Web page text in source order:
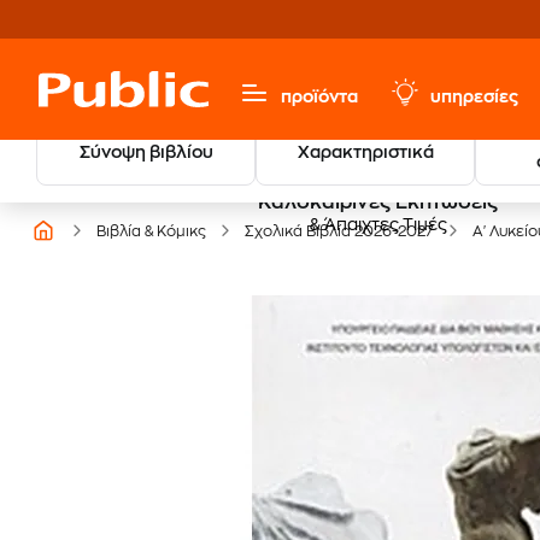
προϊόντα υπηρεσίες
Σύνοψη βιβλίου Χαρακτηριστικά
Καλοκαιρινές Εκπτώσεις
& Άπαιχτες Τιμές
Βιβλία & Κόμικς Σχολικά Βιβλία 2026-2027 Α'